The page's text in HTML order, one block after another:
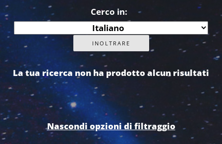
Cerco in:
La tua ricerca non ha prodotto alcun risultati
Nascondi opzioni di filtraggio